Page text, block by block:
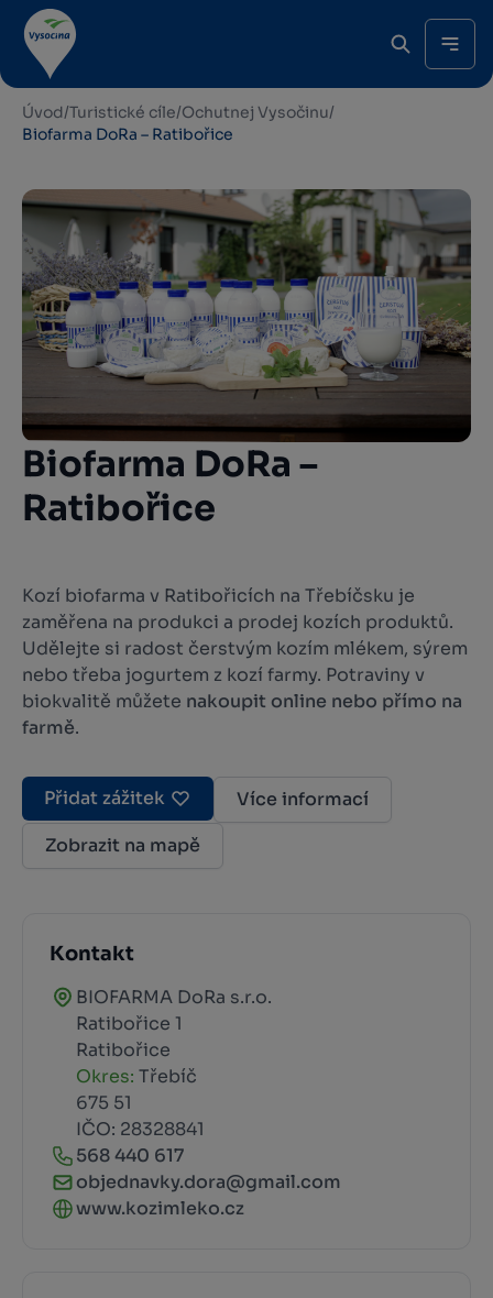
Úvod/Turistické cíle/Ochutnej Vysočinu/
Biofarma DoRa – Ratibořice
Biofarma DoRa –
Ratibořice
Kozí biofarma v Ratibořicích na Třebíčsku je
zaměřena na produkci a prodej kozích produktů.
Udělejte si radost čerstvým kozím mlékem, sýrem
nebo třeba jogurtem z kozí farmy. Potraviny v
biokvalitě můžete nakoupit online nebo přímo na
farmě.
Přidat zážitek
Více informací
Zobrazit na mapě
Kontakt
BIOFARMA DoRa s.r.o.
Ratibořice 1
Ratibořice
Okres: Třebíč
675 51
IČO: 28328841
568 440 617
objednavky.dora@gmail.com
www.kozimleko.cz